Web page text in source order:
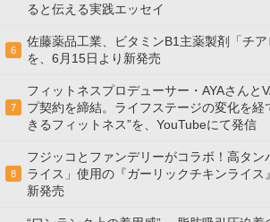
ると伝える実践エッセイ
6
佐藤薬品工業、ビタミンB1主薬製剤「チ
を、6月15日より新発売
7
フィットネスプロデューサー・AYAさんと
プ契約を締結。ライフステージの変化を経
きるフィットネス”を、YouTubeにて発信
8
フジッコとファンデリーがコラボ！高タ
ライス」使用の『ガーリックチキンライ
新発売